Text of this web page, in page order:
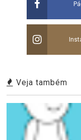
Veja também